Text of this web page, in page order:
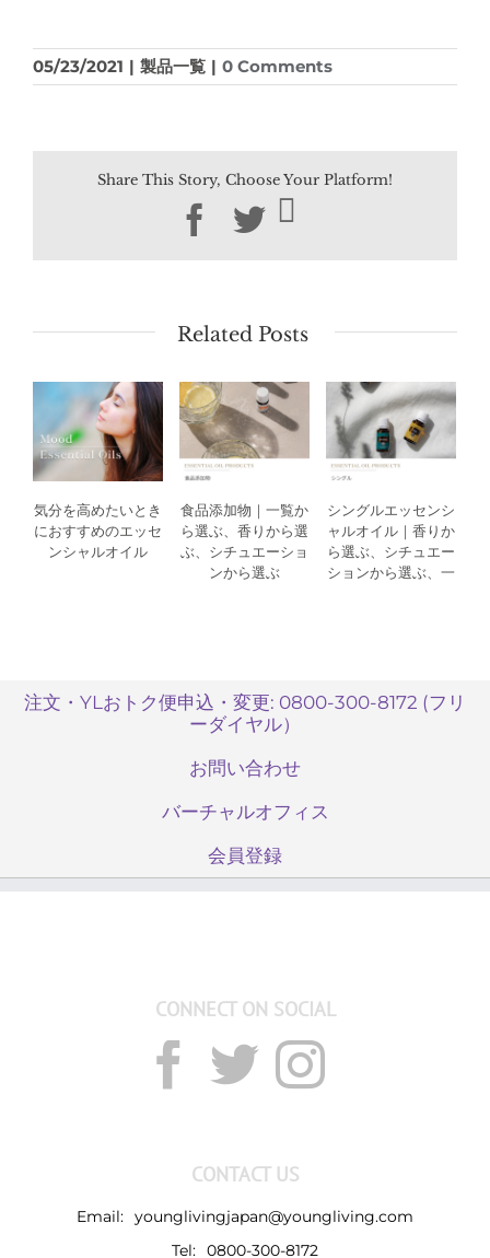
05/23/2021 | 製品一覧 | 0 Comments
Share This Story, Choose Your Platform!
Facebook
Twitter
Related Posts
気分を高めたいとき
におすすめのエッセ
ンシャルオイル
食品添加物｜一覧か
ら選ぶ、香りから選
ぶ、シチュエーショ
ンから選ぶ
シングルエッセンシ
ャルオイル｜香りか
ら選ぶ、シチュエー
ションから選ぶ、一
注文・YLおトク便申込・変更: 0800-300-8172 (フリ
ーダイヤル）
お問い合わせ
バーチャルオフィス
会員登録
CONNECT ON SOCIAL
CONTACT US
Email: younglivingjapan@youngliving.com
Tel: 0800-300-8172